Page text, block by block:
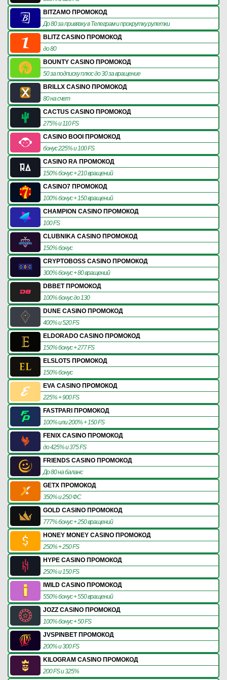
BITZAMO ПРОМОКОД
До 80 за привязку в Телеграм и прокрутку рулетки
BLITZ CASINO ПРОМОКОД
до 80
BOUNTY CASINO ПРОМОКОД
50 за подписку плюс до 30 за вращение
BRILLX CASINO ПРОМОКОД
80 на счет
CACTUS CASINO ПРОМОКОД
275% и 110 FS
CASINO BOOI ПРОМОКОД
бонус 225% и 100 FS
CASINO RA ПРОМОКОД
150% бонус + 210 вращений
CASINO7 ПРОМОКОД
100% бонус + 150 вращений
CHAMPION CASINO ПРОМОКОД
100 FS
CLUBNIKA CASINO ПРОМОКОД
150% бонус
CRYPTOBOSS CASINO ПРОМОКОД
300% бонус + 80 вращений
DBBET ПРОМОКОД
100% бонус до 130
DUNE CASINO ПРОМОКОД
400% и 520 FS
ELDORADO CASINO ПРОМОКОД
150% бонус + 277 FS
ELSLOTS ПРОМОКОД
150% бонус
EVA CASINO ПРОМОКОД
225% + 900 FS
FASTPARI ПРОМОКОД
100% или 200% + 150 FS
FENIX CASINO ПРОМОКОД
до 425% и 375 FS
FRIENDS CASINO ПРОМОКОД
До 80 на баланс
GETX ПРОМОКОД
350% и 250 ФС
GOLD CASINO ПРОМОКОД
777% бонус + 250 вращений
HONEY MONEY CASINO ПРОМОКОД
250% + 250 FS
HYPE CASINO ПРОМОКОД
250% и 150 FS
IWILD CASINO ПРОМОКОД
550% бонус + 550 вращений
JOZZ CASINO ПРОМОКОД
100% бонус + 50 FS
JVSPINBET ПРОМОКОД
200% и 300 FS
KILOGRAM CASINO ПРОМОКОД
200 FS и 325%